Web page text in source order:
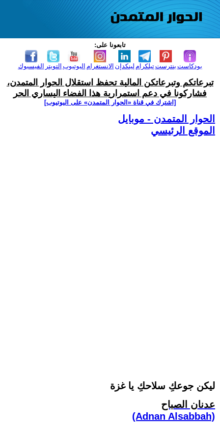
تابعونا على:
الفيسبوك التويتر اليوتيوب الانستغرام لينكدإن تيلكرامبنترست بودكاست
تبرعاتكم وتبرعاتكن المالية تحفظ استقلال الحوار المتمدن،
فشاركونا في دعم استمرارية هذا الفضاء اليساري الحر
[اشترك في قناة ‫«الحوار المتمدن» على اليوتيوب]
الحوار المتمدن - موبايل
الموقع الرئيسي
ليكن جوعكِ سلاحكِ يا غزة
عدنان الصباح
(Adnan Alsabbah)